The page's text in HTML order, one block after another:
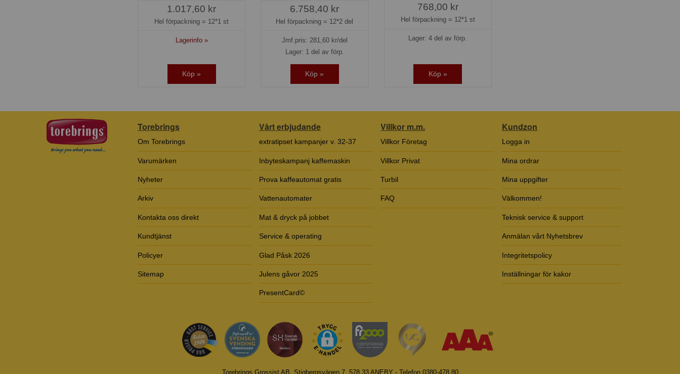
1.017,60 kr
Hel förpackning = 12*1 st
Lagerinfo »
Köp »
6.758,40 kr
Hel förpackning = 12*2 del
Jmf.pris: 281,60kr/del
Lager: 1 del av förp.
Köp »
768,00 kr
Hel förpackning = 12*1 st
Lager: 4 del av förp.
Köp »
Torebrings
Om Torebrings
Varumärken
Nyheter
Arkiv
Kontakta oss direkt
Kundtjänst
Policyer
Sitemap
Vårt erbjudande
extratipset kampanjer v. 32-37
Inbyteskampanj kaffemaskin
Prova kaffeautomat gratis
Vattenautomater
Mat & dryck på jobbet
Service & operating
Glad Påsk 2026
Julens gåvor 2025
PresentCard©
Villkor m.m.
Villkor Företag
Villkor Privat
Turbil
FAQ
Kundzon
Logga in
Mina ordrar
Mina uppgifter
Välkommen!
Teknisk service & support
Anmälan vårt Nyhetsbrev
Integritetspolicy
Inställningar för kakor
Torebrings Grossist AB, Stigbergsvägen 7, 578 33 ANEBY - Telefon 0380-478 80